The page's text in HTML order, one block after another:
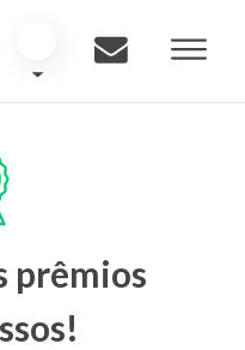
prêmios